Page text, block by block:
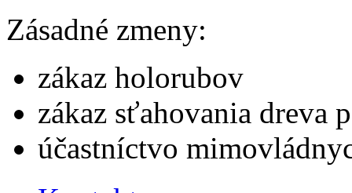
Zásadné zmeny:
zákaz holorubov
zákaz sťahovania dreva
účastníctvo